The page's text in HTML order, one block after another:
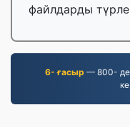
файлдарды
6- ғасыр — 800-